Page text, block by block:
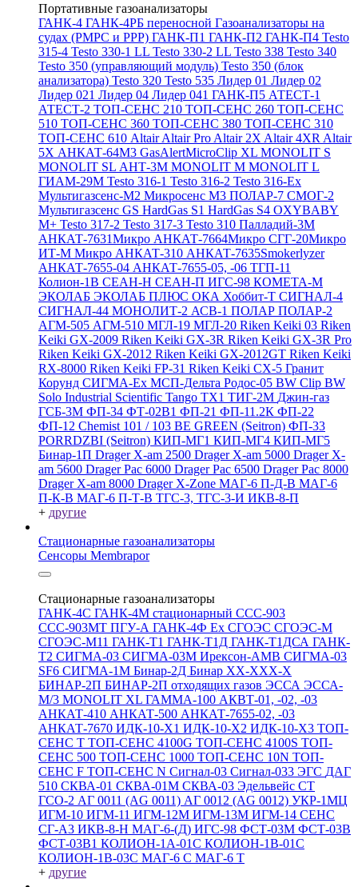
Портативные газоанализаторы
ГАНК-4 ГАНК-4РБ переносной Газоанализаторы на
судах (РМРС и РРР) ГАНК-П1 ГАНК-П2 ГАНК-П4 Testo
315-4 Testo 330-1 LL Testo 330-2 LL Testo 338 Testo 340
Testo 350 (управляющий модуль) Testo 350 (блок
анализатора) Testo 320 Testo 535 Лидер 01 Лидер 02
Лидер 021 Лидер 04 Лидер 041 ГАНК-П5 АТЕСТ-1
АТЕСТ-2 ТОП-СЕНС 210 ТОП-СЕНС 260 ТОП-СЕНС
510 ТОП-СЕНС 360 ТОП-СЕНС 380 ТОП-СЕНС 310
ТОП-СЕНС 610 AltairAltair Pro Altair 2X Altair 4XR Altair
5X АНКАТ-64М3 GasAlertMicroClip XL MONOLIT S
MONOLIT SL АНТ-3М MONOLIT M MONOLIT L
ГИАМ-29М Testo 316-1 Testo 316-2 Testo 316-Ex
Мультигазсенс-М2 Микросенс М3 ПОЛАР-7 СМОГ-2
Мультигазсенс GS HardGas S1 HardGas S4 OXYBABY
M+ Testo 317-2 Testo 317-3 Testo 310 Палладий-3М
АНКАТ-7631Микро АНКАТ-7664Микро СГГ-20Микро
ИТ-М Микро АНКАТ-310 АНКАТ-7635Smokerlyzer
АНКАТ-7655-04 АНКАТ-7655-05, -06 ТГП-11
Колион-1В СЕАН-Н СЕАН-П ИГС-98 КОМЕТА-М
ЭКОЛАБ ЭКОЛАБ ПЛЮС ОКА Хоббит-Т СИГНАЛ-4
СИГНАЛ-44 МОНОЛИТ-2 АСВ-1 ПОЛАР ПОЛАР-2
АГМ-505 АГМ-510 МГЛ-19 МГЛ-20 Riken Keiki 03 Riken
Keiki GX-2009 Riken Keiki GX-3R Riken Keiki GX-3R Pro
Riken Keiki GX-2012 Riken Keiki GX-2012GT Riken Keiki
RX-8000 Riken Keiki FP-31 Riken Keiki CX-5 Гранит
Корунд СИГМА-Ех МСП-Дельта Родос-05 BW Clip BW
Solo Industrial Scientific Tango TX1 ТИГ-2М Джин-газ
ГСБ-3М ФП-34 ФТ-02В1 ФП-21 ФП-11.2К ФП-22
ФП-12 Chemist 101 / 103 BE GREEN (Seitron) ФП-33
PORRDZBI (Seitron) КИП-МГ1 КИП-МГ4 КИП-МГ5
Бинар-1П Drager X-am 2500 Drager X-am 5000 Drager X-
am 5600 Drager Pac 6000 Drager Pac 6500 Drager Pac 8000
Drager X-am 8000 Drager X-Zone МАГ-6 П-Д-В МАГ-6
П-К-В МАГ-6 П-Т-В ТГС-3, ТГС-3-И ИКВ-8-П
+ другие
Стационарные газоанализаторы
Сенсоры Membrapor
Стационарные газоанализаторы
ГАНК-4С ГАНК-4М стационарный ССС-903
ССС-903МТ ПГУ-А ГАНК-4Ф Ex СГОЭС СГОЭС-М
СГОЭС-М11 ГАНК-Т1 ГАНК-Т1Д ГАНК-Т1ДСА ГАНК-
Т2 СИГМА-03 СИГМА-03М Ирексон-АМВ СИГМА-03
SF6 СИГМА-1М Бинар-2Д Бинар ХХ-ХХХ-Х
БИНАР-2П БИНАР-2П отходящих газов ЭССА ЭССА-
М/3 MONOLIT XL ГАММА-100 АКВТ-01, -02, -03
АНКАТ-410 АНКАТ-500 АНКАТ-7655-02, -03
АНКАТ-7670 ИДК-10-Х1 ИДК-10-Х2 ИДК-10-Х3 ТОП-
СЕНС Т ТОП-СЕНС 4100G ТОП-СЕНС 4100S ТОП-
СЕНС 500 ТОП-СЕНС 1000 ТОП-СЕНС 10N ТОП-
СЕНС F ТОП-СЕНС N Сигнал-03 Сигнал-033 ЭГС ДАГ
510 СКВА-01 СКВА-01М СКВА-03 Эдельвейс СТ
ГСО-2 АГ 0011 (AG 0011) АГ 0012 (AG 0012) УКР-1МЦ
ИГМ-10 ИГМ-11 ИГМ-12М ИГМ-13М ИГМ-14 СЕНС
СГ-А3 ИКВ-8-Н МАГ-6-(Д) ИГС-98 ФСТ-03М ФСТ-03В
ФСТ-03В1 КОЛИОН-1А-01С КОЛИОН-1В-01С
КОЛИОН-1В-03С МАГ-6 С МАГ-6 Т
+ другие